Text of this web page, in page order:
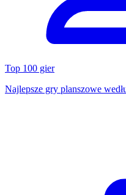
Top 100 gier
Najlepsze gry planszowe